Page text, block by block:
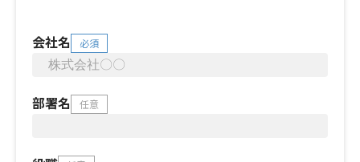
会社名 必須
部署名 任意